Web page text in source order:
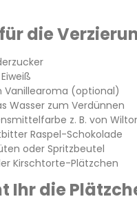
die
Vanillearoma (optional)
Wasser zum Verdünnen
z. B. von
Raspel-Schokolade
oder Spritzbeutel
Ihr die